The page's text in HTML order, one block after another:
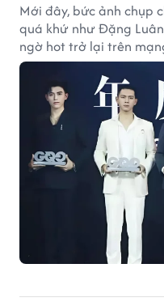
Mới đây, bức ảnh chụp
quá khứ như Đặng
ngờ hot trở lại trên